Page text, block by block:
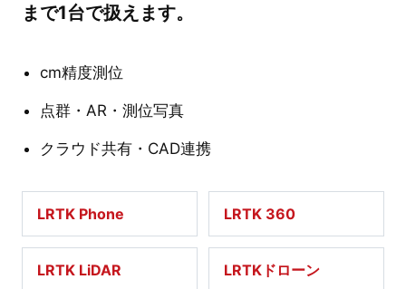
まで1台で扱えます。
cm精度測位
点群・AR・測位写真
クラウド共有・CAD連携
LRTK Phone LRTK 360
LRTK LiDAR LRTKドローン